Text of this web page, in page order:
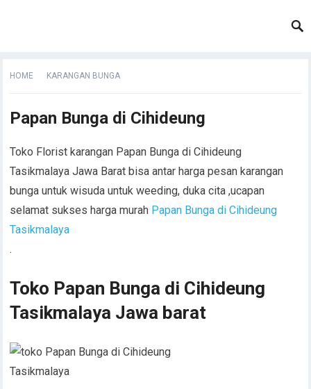
HOME KARANGAN BUNGA
Papan Bunga di Cihideung
Toko Florist karangan Papan Bunga di Cihideung
Tasikmalaya Jawa Barat bisa antar harga pesan karangan
bunga untuk wisuda untuk weeding, duka cita ,ucapan
selamat sukses harga murah Papan Bunga di Cihideung
Tasikmalaya
.
Toko Papan Bunga di Cihideung
Tasikmalaya Jawa barat